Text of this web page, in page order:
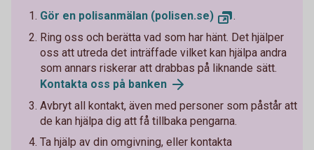
Gör en polisanmälan (polisen.se)
.
Ring oss och berätta vad som har hänt. Det hjälper
oss att utreda det inträffade vilket kan hjälpa andra
som annars riskerar att drabbas på liknande sätt.
Kontakta oss på banken
Avbryt all kontakt, även med personer som påstår att
de kan hjälpa dig att få tillbaka pengarna.
Ta hjälp av din omgivning, eller kontakta